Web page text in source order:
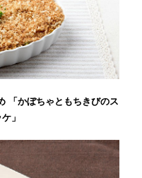
「かぼちゃともちきびのス
」